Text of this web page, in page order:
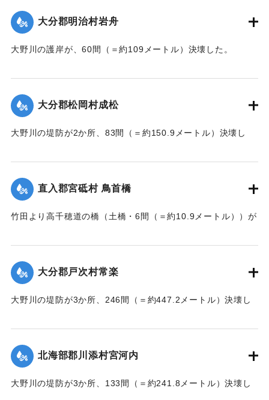
大分郡明治村岩舟
大野川の護岸が、60間（＝約109メートル）決壊した。
｜固有コード:
大分郡松岡村成松
大野川の堤防が2か所、83間（＝約150.9メートル）決壊し
｜固有コード: 002680208
直入郡宮砥村 鳥首橋
竹田より高千穂道の橋（土橋・6間（＝約10.9メートル））が
｜固有コード: 002680202
大分郡戸次村常楽
大野川の堤防が3か所、246間（＝約447.2メートル）決壊し
｜固有コード: 002680204
北海部郡川添村宮河内
大野川の堤防が3か所、133間（＝約241.8メートル）決壊し